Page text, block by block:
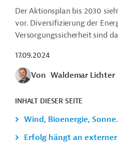
Der Aktionsplan bis 2030
vor. Diversifizierung der
Versorgungssicherheit sind
17.09.2024
Von Waldemar Lichter
INHALT DIESER SEITE
Wind, Bioenergie,
Erfolg hängt an